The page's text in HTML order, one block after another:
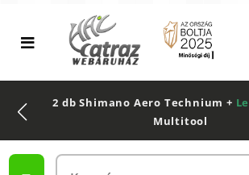
2 db Shimano Aero Technium +
Multitool